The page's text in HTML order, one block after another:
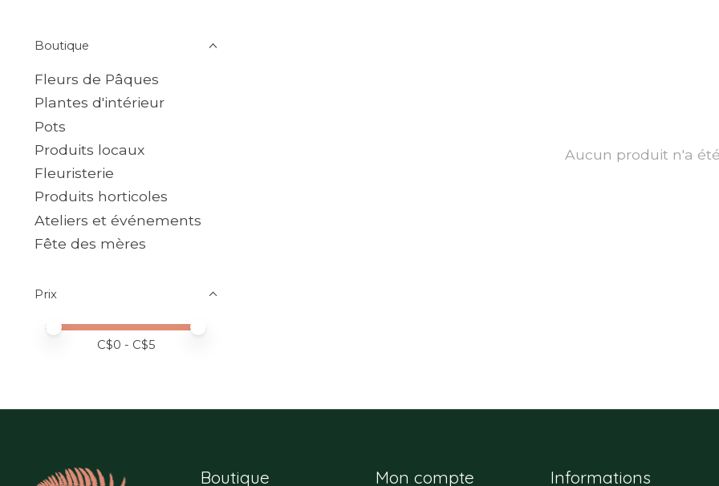
Boutique
Fleurs de Pâques
Plantes d'intérieur
Pots
Produits locaux
Fleuristerie
Produits horticoles
Ateliers et événements
Fête des mères
Prix
Prix minimum
Price maximum value
C$0 - C$5
Aucun produit n'a
Boutique Mon compte Informations